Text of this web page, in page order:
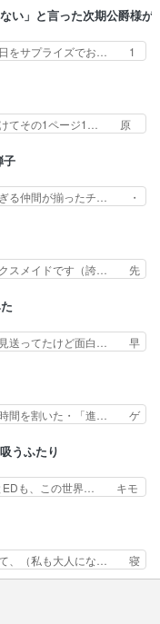
。… 故郷は遠きにありて
… というただの日常回か
味作画… あいかわらず杉
なに… ギャグもいいし作
作… 呪いの人形は仲間に
… 呪いの人形、人形相手
の人形ドジっ子すぎる
人形がビビっとるぞ。
い」と言った次期公爵様が
日をサプライズでお… 1
の心が彼の心を… 政略結
嫌がらせを受… 【今夜の
令嬢×こ… マウントに
大丈夫か… もうユリウス
ない… 貴族は階級社会で
に… 第２話をU-NEXTで
けてその1ページ1… 原
、拗らせに拗ら… にて、
いただきまし… すげえお
諸星大二郎… ◤￣￣￣￣
場面アイ… メンバーと部
どん… 春の南東の空のお
明るい現役の青春と
子
ぎる仲間が揃ったチ… ・
立ち位置で… しょーも
たらバカ… 宿命のライ
えるシチ… 早くもライバ
に個性… があると思った
… やはり強敵に勝つには
イバル登場から特訓ま
クスメイドです（誇… 先
イン入り… 人族と魔族
すもの… アリスとメノ
模な宣… 鏡から「アリ
しいぜ… 鏡とソフトクリ
思… 鏡さん、活躍する度
… ケンタウロス族面白か
見送ってたけど面白… 早
居合わせてしま… ビオラ
人はビオラ… 見てて興
じさせるビ… ビオラちゃ
と律ちゃ… ・日本語特有
は。… 友達との会話でフ
ト… ・ビオラはあられを
…
時間を割いた・「進… ゲ
出てきたけど何… 勝利に
キは自分の能… ラムスは
を補修した… 次のゲーム
そうなっ… ポリスホッパ
ら… うーん…キャラが
が… お話が平坦なのよ
…
うふたり
EDも、この世界… キモ
のアンニュ… こんどは
に気づかん… 昨日は寝落
の良い女… 新卒で泣かせ
にがっ… 2人(1人)と近づ
て、（私も大人にな… 寝
たんか。じゃ、寝… 生活